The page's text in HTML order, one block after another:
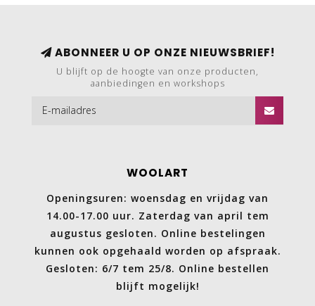
ABONNEER U OP ONZE NIEUWSBRIEF!
U blijft op de hoogte van onze producten,
aanbiedingen en workshops
WOOLART
Openingsuren: woensdag en vrijdag van
14.00-17.00 uur. Zaterdag van april tem
augustus gesloten. Online bestelingen
kunnen ook opgehaald worden op afspraak.
Gesloten: 6/7 tem 25/8. Online bestellen
blijft mogelijk!